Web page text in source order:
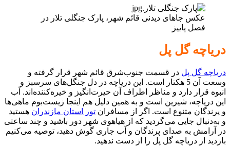
عکس جاهای دیدنی قائم شهر، پارک جنگلی تلار در
فصل پاییز
دریاچه گل پل
دریاچه گل پل در قسمت جنوب‌شرق قائم شهر قرار گرفته و
وسعت آن 5 هکتار است. این دریاچه در دل جنگل‌های سرسبز و
انبوه قرار دارد و مناظر اطراف آن حیرت‌انگیز و خیره‌کننده‌اند. آب
این دریاچه، شیرین است و به همین دلیل هم اینجا زیست‌بوم ماهی‌ها
و پرندگان متنوع است. اگر از مسافران تور استان مازندران هستید
و به‌دنبال جایی می‌گردید که از هیاهوی شهر دور باشید و چند ساعتی
در آرامش به صدای پرندگان و آب جاری گوش دهید، توصیه می‌کنیم
بازدید از دریاچه گل پل را از دست ندهید.